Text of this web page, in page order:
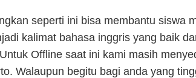
seperti ini bisa membantu siswa
kalimat bahasa inggris yang baik
Offline saat ini kami masih
Walaupun begitu bagi anda yang